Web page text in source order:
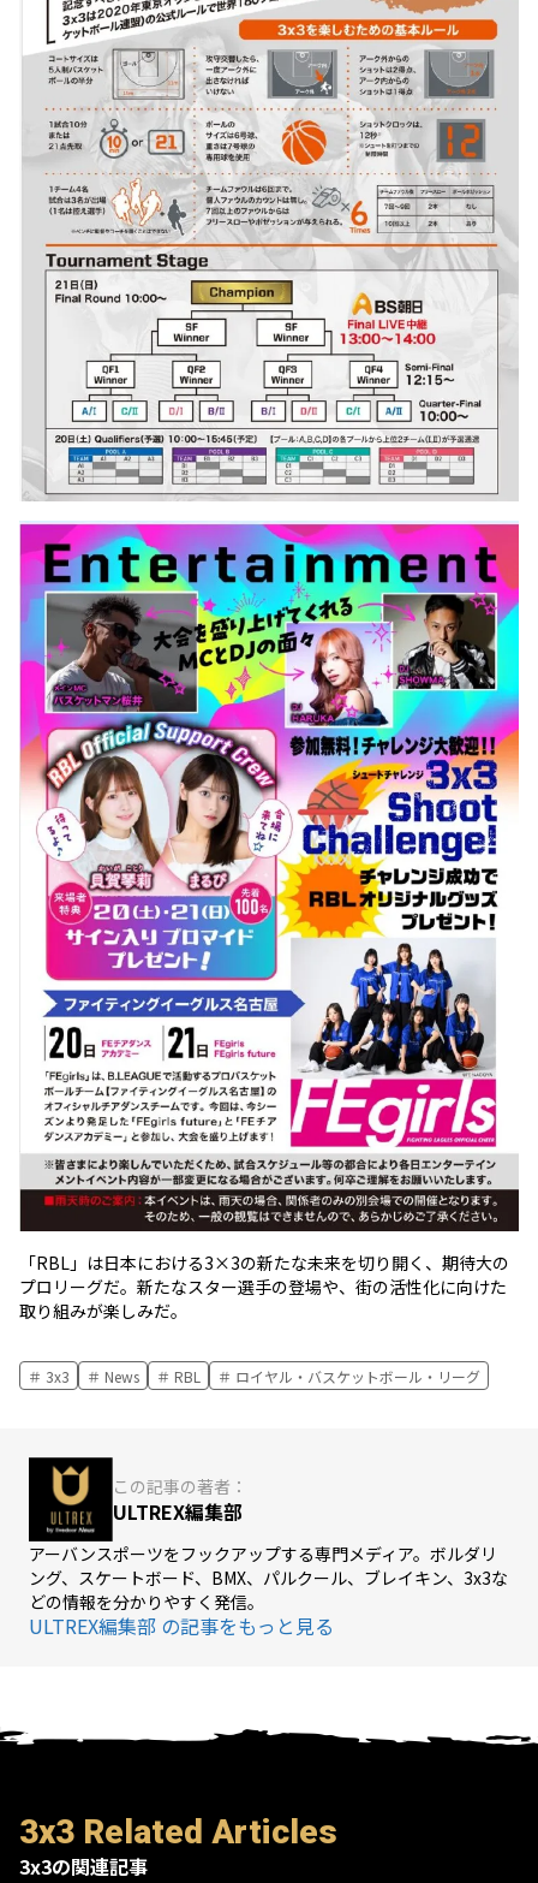
「RBL」は日本における3×3の新たな未来を切り開く、期待大の
プロリーグだ。新たなスター選手の登場や、街の活性化に向けた
取り組みが楽しみだ。
3x3 News RBL ロイヤル・バスケットボール・リーグ
この記事の著者：
ULTREX編集部
アーバンスポーツをフックアップする専門メディア。ボルダリ
ング、スケートボード、BMX、パルクール、ブレイキン、3x3な
どの情報を分かりやすく発信。
ULTREX編集部 の記事をもっと見る
3x3 Related Articles
3x3の関連記事